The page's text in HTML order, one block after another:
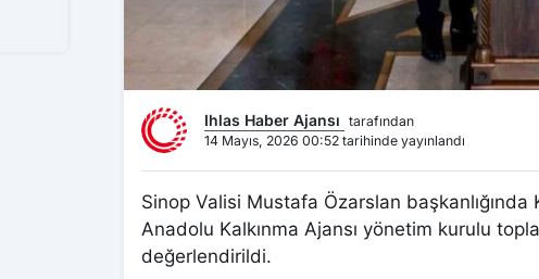
Ihlas Haber Ajansı tarafından
14 Mayıs, 2026 00:52 tarihinde yayınlandı
Sinop Valisi Mustafa Özarslan
Anadolu Kalkınma Ajansı yönetim kurulu
değerlendirildi.